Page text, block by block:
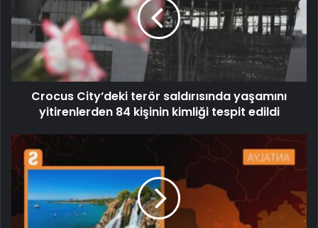
Crocus City’deki terör saldırısında yaşamını
yitirenlerden 84 kişinin kimliği tespit edildi